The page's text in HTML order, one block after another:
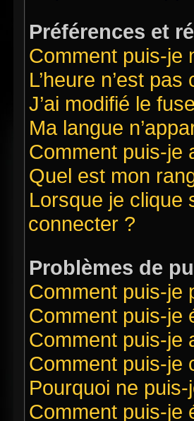
Préférences et
Comment puis-je
L’heure n’est
J’ai modifié le
Ma langue
Comment puis-je
Quel est mon
Lorsque je clique
connecter ?
Problèmes de
Comment puis-je
Comment puis-je
Comment puis-je
Comment puis-je
Pourquoi ne
Comment puis-je